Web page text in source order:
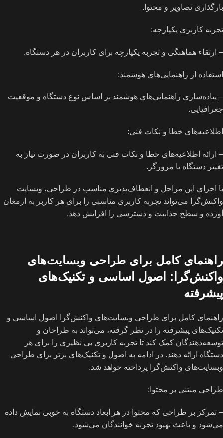
بارگذاری تصاویر و محتوا.
تجربه کاربری یکپارچه:
– ارتقاء هماهنگی و تجربه یکپارچه برای کاربران در هر دستگاه.
استفاده از راهنمایی‌های هوشمند:
– پیاده‌سازی راهنمایی‌های هوشمند بر اساس نوع دستگاه و موقعیت
جغرافیایی.
اطلاعیه‌های خطا و نکات فنی:
– ارائه اطلاعیه‌های خطا و نکات فنی به کاربران در صورت نیاز به
تغییر دستگاه یا مرورگر.
با اجرای این مراحل و انعطاف‌پذیری مناسب در طراحی، وبسایت
واکنش‌گرا می‌تواند تجربه کاربری مناسبی را برای هر کاربر به ارمغان
آورده و سطح جذابیت و دسترسی را افزایش دهد.
راهنمای کامل برای طراحی وبسایت‌های
واکنش‌گرا: اصول اساسی و تکنیک‌های
پیشرفته
راهنمای کامل برای طراحی وبسایت‌های واکنش‌گرا اصول اساسی و
تکنیک‌های پیشرفته را در نظر گرفته، می‌تواند به طراحان و
توسعه‌دهندگان کمک کند تا تجربه کاربری بی نظیری را برای هر
دستگاه ارائه دهند. در ادامه به اصول و تکنیک‌های برتر برای طراحی
وبسایت‌های واکنش‌گرا پرداخته خواهد شد.
طراحی مبتنی بر محتوا:
– تمرکز بر طراحی که محتوا در هر ابعاد دستگاه به خوبی نمایش داده
می‌شود و باعث بهبود تجربه خوانندگان می‌شود.